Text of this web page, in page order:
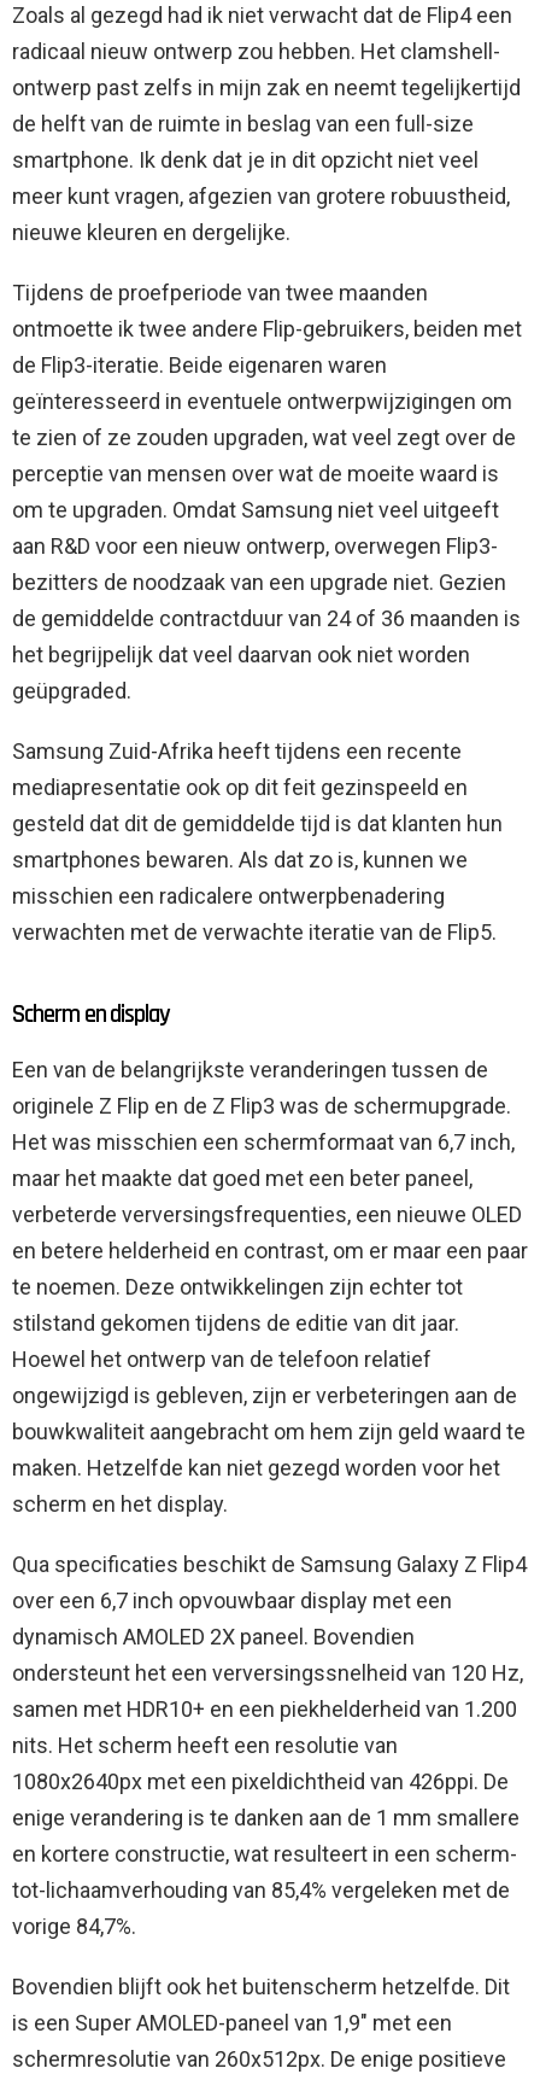
Zoals al gezegd had ik niet verwacht dat de Flip4 een
radicaal nieuw ontwerp zou hebben. Het clamshell-
ontwerp past zelfs in mijn zak en neemt tegelijkertijd
de helft van de ruimte in beslag van een full-size
smartphone. Ik denk dat je in dit opzicht niet veel
meer kunt vragen, afgezien van grotere robuustheid,
nieuwe kleuren en dergelijke.
Tijdens de proefperiode van twee maanden
ontmoette ik twee andere Flip-gebruikers, beiden met
de Flip3-iteratie. Beide eigenaren waren
geïnteresseerd in eventuele ontwerpwijzigingen om
te zien of ze zouden upgraden, wat veel zegt over de
perceptie van mensen over wat de moeite waard is
om te upgraden. Omdat Samsung niet veel uitgeeft
aan R&D voor een nieuw ontwerp, overwegen Flip3-
bezitters de noodzaak van een upgrade niet. Gezien
de gemiddelde contractduur van 24 of 36 maanden is
het begrijpelijk dat veel daarvan ook niet worden
geüpgraded.
Samsung Zuid-Afrika heeft tijdens een recente
mediapresentatie ook op dit feit gezinspeeld en
gesteld dat dit de gemiddelde tijd is dat klanten hun
smartphones bewaren. Als dat zo is, kunnen we
misschien een radicalere ontwerpbenadering
verwachten met de verwachte iteratie van de Flip5.
Scherm en display
Een van de belangrijkste veranderingen tussen de
originele Z Flip en de Z Flip3 was de schermupgrade.
Het was misschien een schermformaat van 6,7 inch,
maar het maakte dat goed met een beter paneel,
verbeterde verversingsfrequenties, een nieuwe OLED
en betere helderheid en contrast, om er maar een paar
te noemen. Deze ontwikkelingen zijn echter tot
stilstand gekomen tijdens de editie van dit jaar.
Hoewel het ontwerp van de telefoon relatief
ongewijzigd is gebleven, zijn er verbeteringen aan de
bouwkwaliteit aangebracht om hem zijn geld waard te
maken. Hetzelfde kan niet gezegd worden voor het
scherm en het display.
Qua specificaties beschikt de Samsung Galaxy Z Flip4
over een 6,7 inch opvouwbaar display met een
dynamisch AMOLED 2X paneel. Bovendien
ondersteunt het een verversingssnelheid van 120 Hz,
samen met HDR10+ en een piekhelderheid van 1.200
nits. Het scherm heeft een resolutie van
1080x2640px met een pixeldichtheid van 426ppi. De
enige verandering is te danken aan de 1 mm smallere
en kortere constructie, wat resulteert in een scherm-
tot-lichaamverhouding van 85,4% vergeleken met de
vorige 84,7%.
Bovendien blijft ook het buitenscherm hetzelfde. Dit
is een Super AMOLED-paneel van 1,9″ met een
schermresolutie van 260x512px. De enige positieve